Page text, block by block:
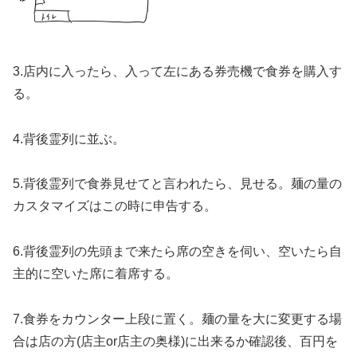
3.店内に入ったら、入って左にある券売機で食券を購入す
る。
4.背後霊列に並ぶ。
5.背後霊列で食券見せてと言われたら、見せる。麺の量の
カスタマイズはこの時に申告する。
6.背後霊列の先頭まで来たら席の空きを伺い、空いたら自
主的に空いた席に着席する。
7.食券をカウンター上段に置く。麺の量を大に変更する場
合は店の方(店主or店主の奥様)に出来るか確認後、百円を